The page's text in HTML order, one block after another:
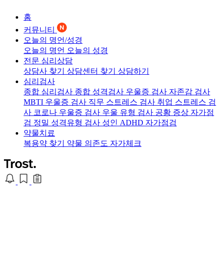
홈
커뮤니티
오늘의 명언/성경
오늘의 명언 오늘의 성경
전문 심리상담
상담사 찾기 상담센터 찾기 상담하기
심리검사
종합 심리검사 종합 성격검사 우울증 검사 자존감 검사
MBTI 우울증 검사 직무 스트레스 검사 취업 스트레스 검
사 코로나 우울증 검사 우울 유형 검사 공황 증상 자가점
검 정밀 성격유형 검사 성인 ADHD 자가점검
약물치료
복용약 찾기 약물 의존도 자가체크